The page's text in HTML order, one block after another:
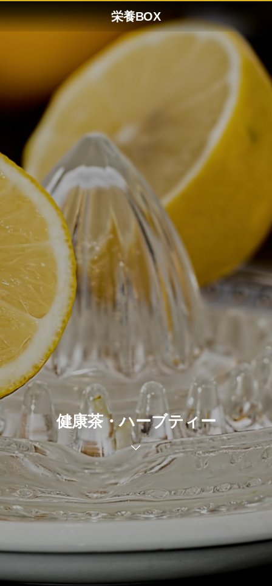
栄養BOX
健康茶・ハーブティー